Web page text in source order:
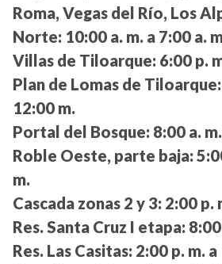
Roma, Vegas del Río, Los
Norte: 10:00 a. m. a 7:00 a.
Villas de Tiloarque: 6:00 p.
Plan de Lomas de Tiloarque:
12:00 m.
Portal del Bosque: 8:00 a.
Roble Oeste, parte baja:
m.
Cascada zonas 2 y 3: 2:00 p.
Res. Santa Cruz I etapa:
Res. Las Casitas: 2:00 p. m.